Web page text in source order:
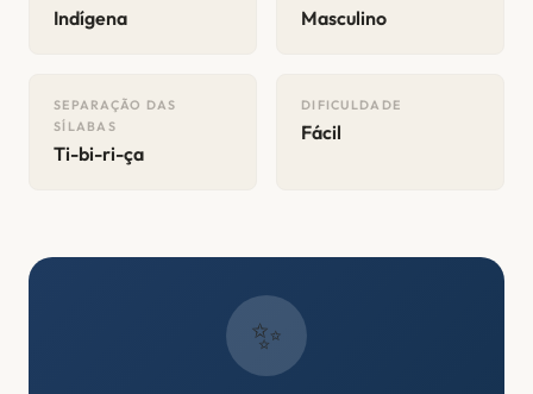
Indígena Masculino
SEPARAÇÃO DAS
SÍLABAS
Ti-bi-ri-ça
DIFICULDADE
Fácil
✨